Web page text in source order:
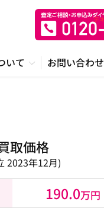
いて お問い合わせ
取価格
2023年12月)
190.0万円